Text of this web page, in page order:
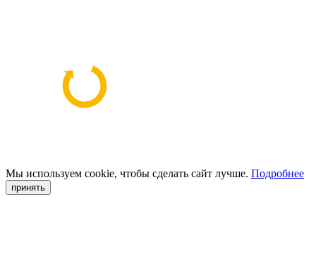
Мы используем cookie, чтобы сделать сайт лучше. Подробнее
принять